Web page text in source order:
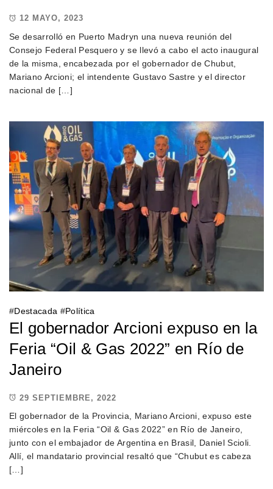
12 MAYO, 2023
Se desarrolló en Puerto Madryn una nueva reunión del
Consejo Federal Pesquero y se llevó a cabo el acto inaugural
de la misma, encabezada por el gobernador de Chubut,
Mariano Arcioni; el intendente Gustavo Sastre y el director
nacional de […]
#Destacada #Política
El gobernador Arcioni expuso en la
Feria “Oil & Gas 2022” en Río de
Janeiro
29 SEPTIEMBRE, 2022
El gobernador de la Provincia, Mariano Arcioni, expuso este
miércoles en la Feria “Oil & Gas 2022” en Río de Janeiro,
junto con el embajador de Argentina en Brasil, Daniel Scioli.
Allí, el mandatario provincial resaltó que “Chubut es cabeza
[…]